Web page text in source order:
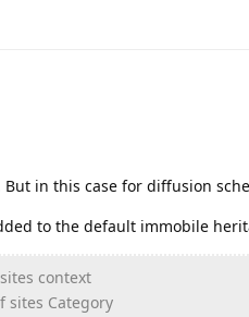
But in this case for diffusion
to the default immobile
context
sites Category